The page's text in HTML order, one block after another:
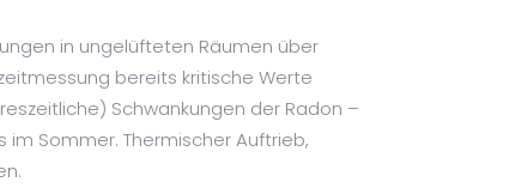
in ungelüfteten Räumen über
bereits kritische Werte
Schwankungen der Radon –
Sommer. Thermischer Auftrieb,